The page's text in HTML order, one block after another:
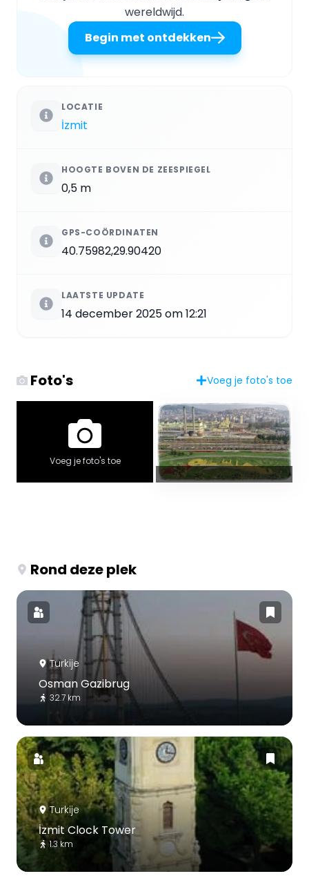
wereldwijd.
Begin met ontdekken
LOCATIE
İzmit
HOOGTE BOVEN DE ZEESPIEGEL
0,5 m
GPS-COÖRDINATEN
40.75982,29.90420
LAATSTE UPDATE
14 december 2025 om 12:21
Foto's Voeg je foto's toe
Voeg je foto's toe
Rond deze plek
Turkije
Osman Gazibrug
32.7 km
Turkije
İzmit Clock Tower
1.3 km